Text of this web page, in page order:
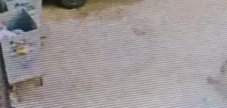
Mardin
Muğla
Muş
Nevşehir
Niğde